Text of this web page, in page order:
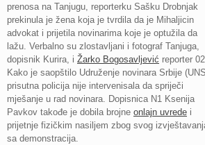
prenosa na Tanjugu, reporterku Sašku Drobnjak
prekinula je žena koja je tvrdila da je Mihaljicin
advokat i prijetila novinarima koje je optužila da
lažu. Verbalno su zlostavljani i fotograf Tanjuga,
dopisnik Kurira, i Žarko Bogosavljević reporter
Kako je saopštilo Udruženje novinara Srbije
prisutna policija nije intervenisala da spriječi
mješanje u rad novinara. Dopisnica N1 Ksenija
Pavkov takođe je dobila brojne onlajn uvrede i
prijetnje fizičkim nasiljem zbog svog
sa demonstracija.